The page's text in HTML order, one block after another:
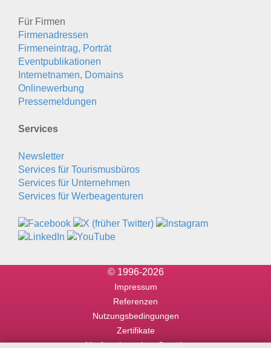
Für Firmen
Firmenadressen
Firmeneintrag, Porträt
Eventpublikationen
Internetnamen, Domains
Onlinewerbung
Pressemeldungen
Services
Newsletter
Services für Tourismusbüros
Services für Unternehmen
Services für Werbeagenturen
© 1996-2026
Impressum
Referenzen
Nutzungsbedingungen
Zertifikate
Alle Angaben ohne Gewähr